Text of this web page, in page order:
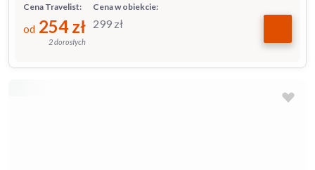
Cena w obiekcie:
299 zł
Cena Travelist:
od 254 zł
2 dorosłych